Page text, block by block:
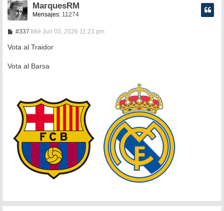
MarquesRM
Mensajes: 11274
#337M
n
s
j
Mié Jun 03, 2026 11:23 pm
Vota al Traidor
Vota al Barsa